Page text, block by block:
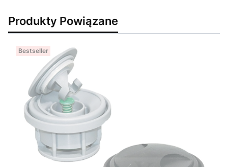
Produkty Powiązane
Bestseller